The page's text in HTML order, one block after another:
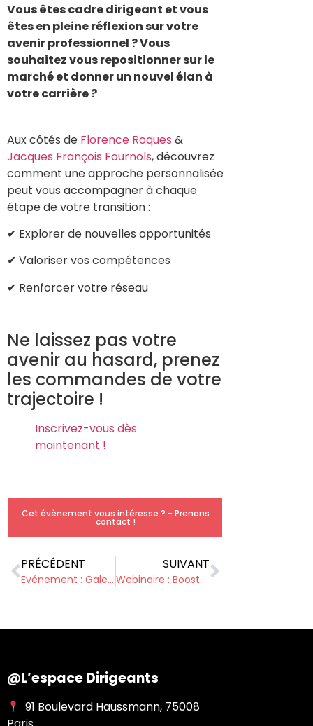
Vous êtes cadre dirigeant et vous
êtes en pleine réflexion sur votre
avenir professionnel ? Vous
souhaitez vous repositionner sur le
marché et donner un nouvel élan à
votre carrière ?
Aux côtés de Florence Roques &
Jacques François Fournols, découvrez
comment une approche personnalisée
peut vous accompagner à chaque
étape de votre transition :
✔ Explorer de nouvelles opportunités
✔ Valoriser vos compétences
✔ Renforcer votre réseau
Ne laissez pas votre
avenir au hasard, prenez
les commandes de votre
trajectoire !
Inscrivez-vous dès
maintenant !
Cet évènement vous intéresse ? - Prenons
contact !
PRÉCÉDENT
Evénement : Galette Impromptue 2025 !
SUIVANT
Webinaire : Boostez votre impact professionnel avec la méthode Impactum !
@L’espace Dirigeants
91 Boulevard Haussmann, 75008